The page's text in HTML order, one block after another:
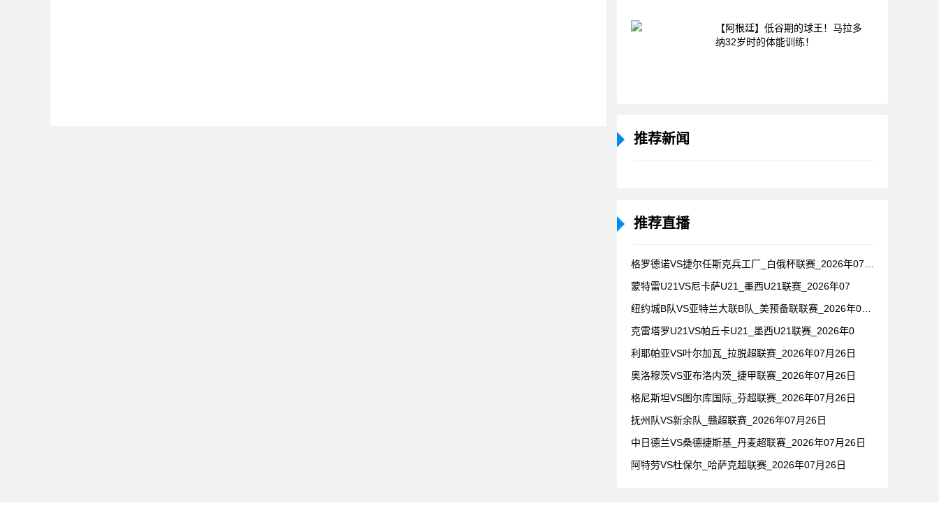
【阿根廷】低谷期的球王！马拉多
纳32岁时的体能训练！
推荐新闻
推荐直播
蒙特雷U21VS尼卡萨U21_墨西U21联赛_2026年07
克雷塔罗U21VS帕丘卡U21_墨西U21联赛_2026年0
利耶帕亚VS叶尔加瓦_拉脱超联赛_2026年07月26日
奥洛穆茨VS亚布洛内茨_捷甲联赛_2026年07月26日
格尼斯坦VS图尔库国际_芬超联赛_2026年07月26日
抚州队VS新余队_赣超联赛_2026年07月26日
中日德兰VS桑德捷斯基_丹麦超联赛_2026年07月26日
阿特劳VS杜保尔_哈萨克超联赛_2026年07月26日